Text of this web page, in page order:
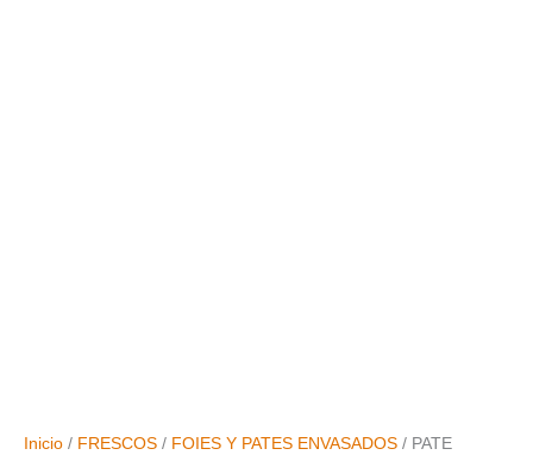
Inicio / FRESCOS / FOIES Y PATES ENVASADOS / PATE